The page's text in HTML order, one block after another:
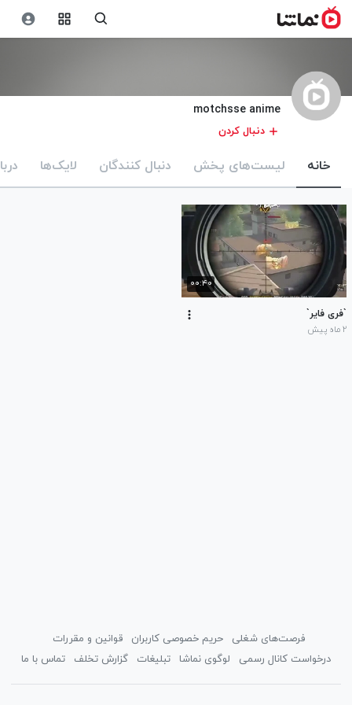
motchsse anime
دنبال کردن
خانه لیست‌های پخش دنبال کنندگان لایک‌ها
۰۰:۴۰
`فری فایر`
۲ ماه پیش
فرصت‌های شغلی حریم خصوصی کاربران
قوانین و مقررات
درخواست کانال رسمی
لوگوی نماشا تبلیغات گزارش تخلف تماس با ما